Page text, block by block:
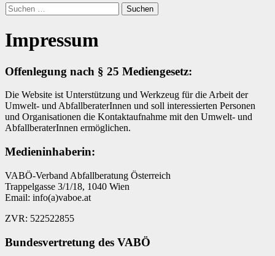
Suchen
nach:
Impressum
Offenlegung nach § 25 Mediengesetz:
Die Website ist Unterstützung und Werkzeug für die Arbeit der
Umwelt- und AbfallberaterInnen und soll interessierten Personen
und Organisationen die Kontaktaufnahme mit den Umwelt- und
AbfallberaterInnen ermöglichen.
Medieninhaberin:
VABÖ-Verband Abfallberatung Österreich
Trappelgasse 3/1/18, 1040 Wien
Email: info(a)vaboe.at
ZVR: 522522855
Bundesvertretung des VABÖ